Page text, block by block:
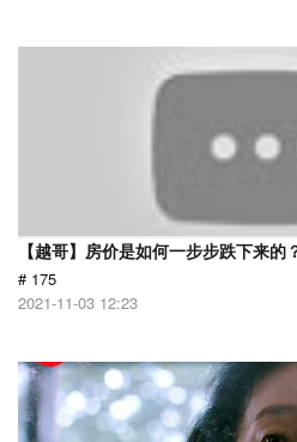
【越哥】房价是如何一步步跌下来
# 175
2021-11-03 12:23